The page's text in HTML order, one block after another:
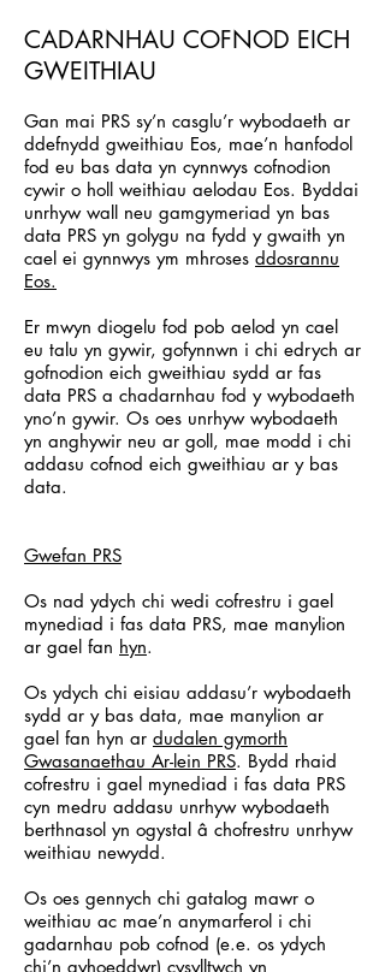
CADARNHAU COFNOD EICH
GWEITHIAU
Gan mai PRS sy’n casglu’r wybodaeth ar
ddefnydd gweithiau Eos, mae’n hanfodol
fod eu bas data yn cynnwys cofnodion
cywir o holl weithiau aelodau Eos. Byddai
unrhyw wall neu gamgymeriad yn bas
data PRS yn golygu na fydd y gwaith yn
cael ei gynnwys ym mhroses ddosrannu
Eos.
Er mwyn diogelu fod pob aelod yn cael
eu talu yn gywir, gofynnwn i chi edrych ar
gofnodion eich gweithiau sydd ar fas
data PRS a chadarnhau fod y wybodaeth
yno’n gywir. Os oes unrhyw wybodaeth
yn anghywir neu ar goll, mae modd i chi
addasu cofnod eich gweithiau ar y bas
data.
Gwefan PRS
Os nad ydych chi wedi cofrestru i gael
mynediad i fas data PRS, mae manylion
ar gael fan hyn.
Os ydych chi eisiau addasu’r wybodaeth
sydd ar y bas data, mae manylion ar
gael fan hyn ar dudalen gymorth
Gwasanaethau Ar-lein PRS. Bydd rhaid
cofrestru i gael mynediad i fas data PRS
cyn medru addasu unrhyw wybodaeth
berthnasol yn ogystal â chofrestru unrhyw
weithiau newydd.
Os oes gennych chi gatalog mawr o
weithiau ac mae’n anymarferol i chi
gadarnhau pob cofnod (e.e. os ydych
chi’n gyhoeddwr) cysylltwch yn